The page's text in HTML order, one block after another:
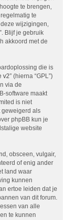
te brengen,
te
wijzigingen,
Blijf je gebruik
akkoord met de
die is
v2” (hierna “GPL”)
via de
software maakt
is niet
geweigerd als
phpBB kun je
website
obsceen, vulgair,
of enig ander
land waar
kunnen
ertoe leiden dat je
van dit forum.
van alle
te kunnen